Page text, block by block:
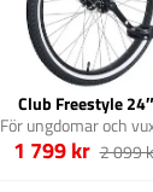
Club Freestyle 24″
För ungdomar och
1 799 kr 2 099